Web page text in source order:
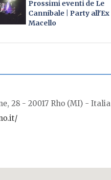
Prossimi eventi de Le
Cannibale | Party all'Ex
Macello
28 - 20017 Rho (MI) - Italia